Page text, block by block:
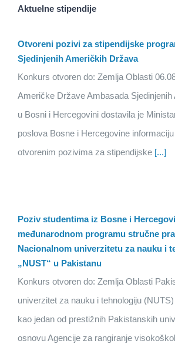
Aktuelne stipendije
Otvoreni pozivi za stipendijske
Sjedinjenih Američkih Država
Konkurs otvoren do: Zemlja Oblasti
Američke Države Ambasada
u Bosni i Hercegovini dostavila je
poslova Bosne i Hercegovine
otvorenim pozivima za stipendijske [...]
Poziv studentima iz Bosne i
međunarodnom programu stručne
Nacionalnom univerzitetu za nauku i
„NUST“ u Pakistanu
Konkurs otvoren do: Zemlja Oblasti
univerzitet za nauku i tehnologiju
kao jedan od prestižnih Pakistanskih
osnovu Agencije za rangiranje